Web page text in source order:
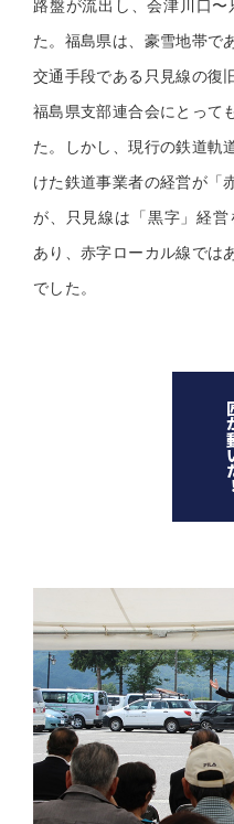
路盤が流出し、会津川口
た。福島県は、豪雪地帯で
交通手段である只見線の復
福島県支部連合会にとって
た。しかし、現行の鉄道軌
けた鉄道事業者の経営が「
が、只見線は「黒字」経
あり、赤字ローカル線では
でした。
匠